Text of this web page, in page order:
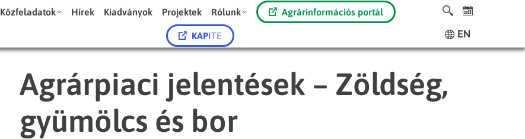
Közfeladatok Hírek Kiadványok Projektek Rólunk Agrárinformációs portál
KAPITE EN
Agrárpiaci jelentések – Zöldség,
gyümölcs és bor